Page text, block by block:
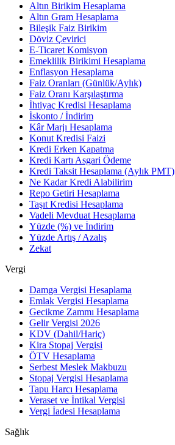
Altın Birikim Hesaplama
Altın Gram Hesaplama
Bileşik Faiz Birikim
Döviz Çevirici
E-Ticaret Komisyon
Emeklilik Birikimi Hesaplama
Enflasyon Hesaplama
Faiz Oranları (Günlük/Aylık)
Faiz Oranı Karşılaştırma
İhtiyaç Kredisi Hesaplama
İskonto / İndirim
Kâr Marjı Hesaplama
Konut Kredisi Faizi
Kredi Erken Kapatma
Kredi Kartı Asgari Ödeme
Kredi Taksit Hesaplama (Aylık PMT)
Ne Kadar Kredi Alabilirim
Repo Getiri Hesaplama
Taşıt Kredisi Hesaplama
Vadeli Mevduat Hesaplama
Yüzde (%) ve İndirim
Yüzde Artış / Azalış
Zekat
Vergi
Damga Vergisi Hesaplama
Emlak Vergisi Hesaplama
Gecikme Zammı Hesaplama
Gelir Vergisi 2026
KDV (Dahil/Hariç)
Kira Stopaj Vergisi
ÖTV Hesaplama
Serbest Meslek Makbuzu
Stopaj Vergisi Hesaplama
Tapu Harcı Hesaplama
Veraset ve İntikal Vergisi
Vergi İadesi Hesaplama
Sağlık